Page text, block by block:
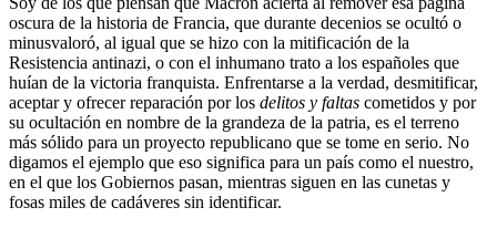
oscura de la historia de Francia, que durante decenios se ocultó o
minusvaloró, al igual que se hizo con la mitificación de la
Resistencia antinazi, o con el inhumano trato a los españoles que
huían de la victoria franquista. Enfrentarse a la verdad, desmitificar,
aceptar y ofrecer reparación por los delitos y faltas cometidos y por
su ocultación en nombre de la grandeza de la patria, es el terreno
más sólido para un proyecto republicano que se tome en serio. No
digamos el ejemplo que eso significa para un país como el nuestro,
en el que los Gobiernos pasan, mientras siguen en las cunetas y
fosas miles de cadáveres sin identificar.